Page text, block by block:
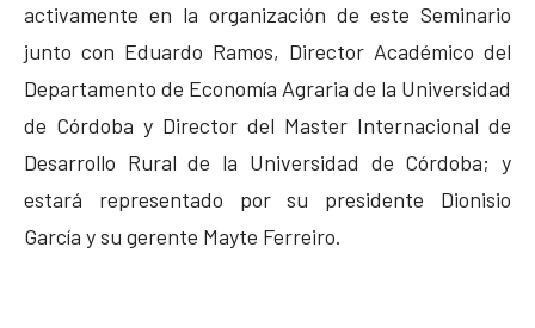
activamente en la organización de este Seminario
junto con Eduardo Ramos, Director Académico del
Departamento de Economía Agraria de la Universidad
de Córdoba y Director del Master Internacional de
Desarrollo Rural de la Universidad de Córdoba; y
estará representado por su presidente Dionisio
García y su gerente Mayte Ferreiro.